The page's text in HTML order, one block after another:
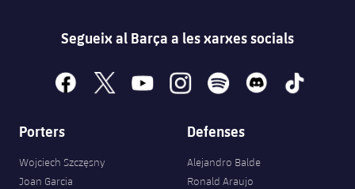
Segueix al Barça a les xarxes socials
facebook
x youtubeinstagramspotify discord tiktok
Porters
Wojciech Szczęsny
Joan Garcia
Defenses
Alejandro Balde
Ronald Araujo